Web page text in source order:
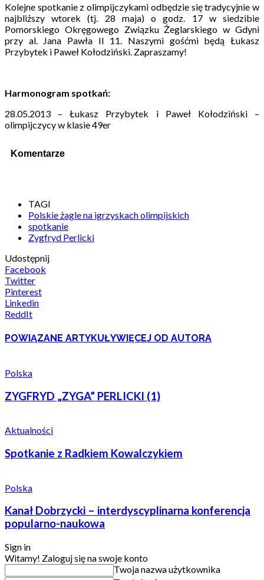
Kolejne spotkanie z olimpijczykami odbędzie się tradycyjnie w
najbliższy wtorek (tj. 28 maja) o godz. 17 w siedzibie
Pomorskiego Okręgowego Związku Żeglarskiego w Gdyni
przy al. Jana Pawła II 11. Naszymi gośćmi będą Łukasz
Przybytek i Paweł Kołodziński. Zapraszamy!
Harmonogram spotkań:
28.05.2013 – Łukasz Przybytek i Paweł Kołodziński –
olimpijczycy w klasie 49er
Komentarze
TAGI
Polskie żagle na igrzyskach olimpijskich
spotkanie
Zygfryd Perlicki
Udostępnij
Facebook
Twitter
Pinterest
Linkedin
ReddIt
POWIĄZANE ARTYKUŁYWIĘCEJ OD AUTORA
Polska
ZYGFRYD „ZYGA” PERLICKI (1)
Aktualności
Spotkanie z Radkiem Kowalczykiem
Polska
Kanał Dobrzycki – interdyscyplinarna konferencja
popularno-naukowa
Sign in
Witamy! Zaloguj się na swoje konto
Twoja nazwa użytkownika